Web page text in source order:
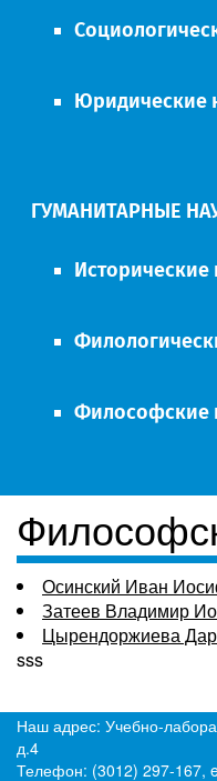
Юридические
ГУМАНИТАРНЫЕ
Исторические
Философские
Осинский Иван
Затеев Владимир
Цырендоржиева
sss
Наш адрес: Учебно-
д.4
Телефон: (3012) 297-167,